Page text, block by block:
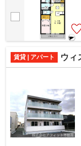
賃貸 | アパート ウィ